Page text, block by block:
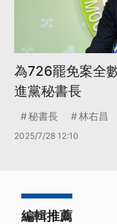
為726罷免案全
進黨秘書長
秘書長 林右昌
2025/7/28 12:10
編輯推薦